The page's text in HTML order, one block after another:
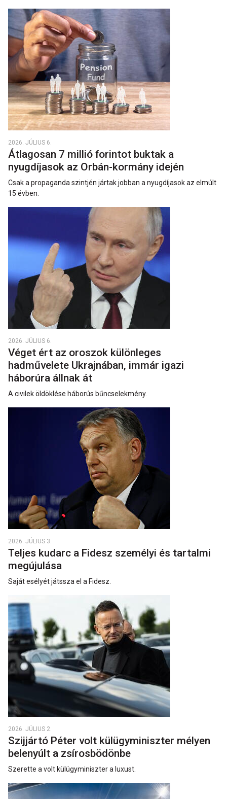
2026. JÚLIUS 6.
Átlagosan 7 millió forintot buktak a
nyugdíjasok az Orbán-kormány idején
Csak a propaganda szintjén jártak jobban a nyugdíjasok az elmúlt
15 évben.
2026. JÚLIUS 6.
Véget ért az oroszok különleges
hadművelete Ukrajnában, immár igazi
háborúra állnak át
A civilek öldöklése háborús bűncselekmény.
2026. JÚLIUS 3.
Teljes kudarc a Fidesz személyi és tartalmi
megújulása
Saját esélyét játssza el a Fidesz.
2026. JÚLIUS 2.
Szijjártó Péter volt külügyminiszter mélyen
belenyúlt a zsírosbödönbe
Szerette a volt külügyminiszter a luxust.